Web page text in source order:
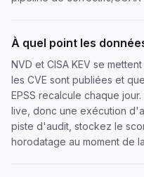
À quel point les
NVD et CISA KEV se
les CVE sont publiées et
EPSS recalcule chaque
live, donc une exécution
piste d'audit, stockez le
horodatage au moment de